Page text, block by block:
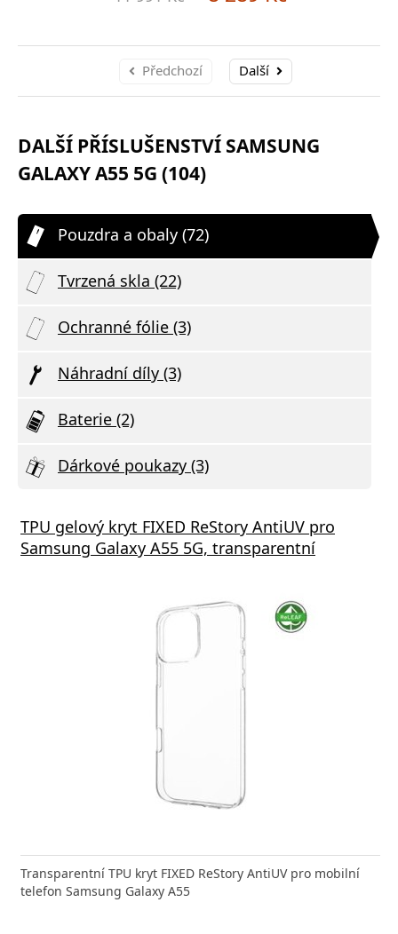
Předchozí Další
DALŠÍ PŘÍSLUŠENSTVÍ SAMSUNG
GALAXY A55 5G (104)
Pouzdra a obaly (72)
Tvrzená skla (22)
Ochranné fólie (3)
Náhradní díly (3)
Baterie (2)
Dárkové poukazy (3)
TPU gelový kryt FIXED ReStory AntiUV pro
Samsung Galaxy A55 5G, transparentní
Transparentní TPU kryt FIXED ReStory AntiUV pro mobilní
telefon Samsung Galaxy A55